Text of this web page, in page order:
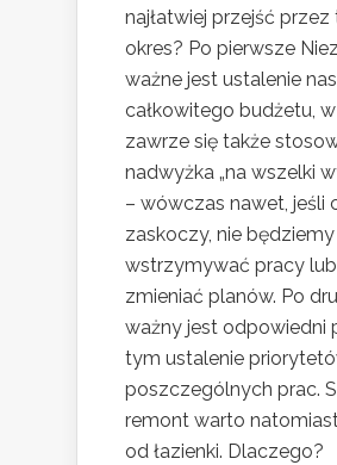
najłatwiej przejść przez
okres? Po pierwsze
ważne jest ustalenie
całkowitego budżetu,
zawrze się także
nadwyżka „na wszelki
– wówczas nawet, jeśli
zaskoczy, nie
wstrzymywać pracy lub
zmieniać planów. Po
ważny jest odpowiedni
tym ustalenie
poszczególnych prac.
remont warto
od łazienki. Dlaczego?